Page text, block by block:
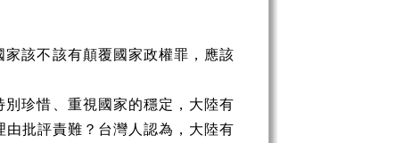
該不該有顛覆國家政權罪，應該
珍惜、重視國家的穩定，大陸有
批評責難？台灣人認為，大陸有